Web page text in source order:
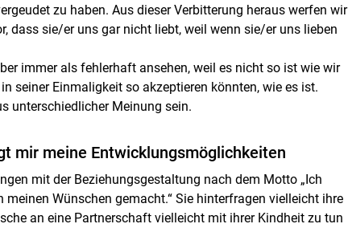
zu haben. Aus dieser Verbitterung heraus werfen wir
dass sie/er uns gar nicht liebt, weil wenn sie/er uns lieben
immer als fehlerhaft ansehen, weil es nicht so ist wie wir
seiner Einmaligkeit so akzeptieren könnten, wie es ist.
unterschiedlicher Meinung sein.
mir meine Entwicklungsmöglichkeiten
mit der Beziehungsgestaltung nach dem Motto „Ich
Wünschen gemacht.“ Sie hinterfragen vielleicht ihre
an eine Partnerschaft vielleicht mit ihrer Kindheit zu tun